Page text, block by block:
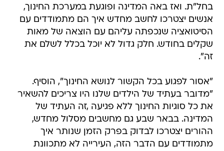
בחל"ת. ואז באה המדינה ופוגעת במערכת החינוך,
אנשים יצטרכו לחשב מחדש איך הם מתמודדים עם
הסיטואציה שנכפתה עליהם עם הוצאה של מאות
שקלים בחודש. חלק גדול לא יוכל בכלל לשלם את
זה".
"אסור לפגוע בכל הקשור לנושא החינוך", הוסיף.
"מדובר בעתיד של הילדים שלנו היו צריכים להשאיר
את כל סוגיות החינוך ללא פגיעה ,זה העתיד של
המדינה. בבאר שבע גם מחשבים מסלול מחדש,
ההורים יצטרכו לבדוק בפרק הזמן שנותר איך
מתמודדים עם הדבר הזה, העירייה לא מתכוונת